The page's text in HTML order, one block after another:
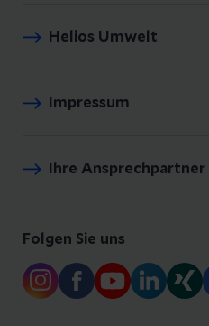
Helios Umwelt
Impressum
Ihre Ansprechpartner
Folgen Sie uns